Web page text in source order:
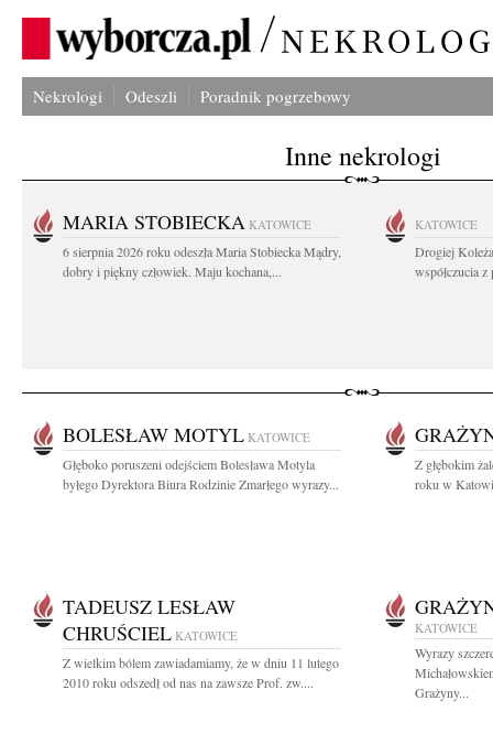
Nekrologi Odeszli Poradnik pogrzebowy
Inne nekrologi
MARIA STOBIECKA KATOWICE
6 sierpnia 2026 roku odeszła Maria Stobiecka Mądry,
dobry i piękny człowiek. Maju kochana,...
KATOWICE
Drogiej
współczucia
BOLESŁAW MOTYL KATOWICE
Głęboko poruszeni odejściem Bolesława Motyla
byłego Dyrektora Biura Rodzinie Zmarłego wyrazy...
Z głębokim
roku w
TADEUSZ LESŁAW
CHRUŚCIEL KATOWICE
Z wielkim bólem zawiadamiamy, że w dniu 11 lutego
2010 roku odszedł od nas na zawsze Prof. zw....
KATOWICE
Wyrazy
Grażyny...